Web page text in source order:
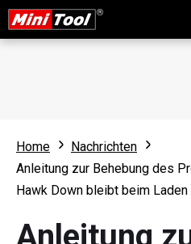
Home
Nachrichten
Anleitung zur Behebung des
Hawk Down bleibt beim Laden
Anleitung